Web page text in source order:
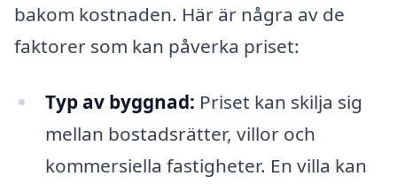
bakom kostnaden. Här är några av de
faktorer som kan påverka priset:
Typ av byggnad: Priset kan skilja sig
mellan bostadsrätter, villor och
kommersiella fastigheter. En villa kan